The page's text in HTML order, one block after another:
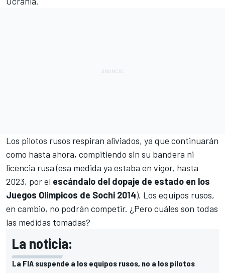
Los pilotos rusos respiran aliviados, ya que continuarán
como hasta ahora, compitiendo sin su bandera ni
licencia rusa (esa medida ya estaba en vigor, hasta
2023, por el escándalo del dopaje de estado en los
Juegos Olímpicos de Sochi 2014). Los equipos rusos,
en cambio, no podrán competir. ¿Pero cuáles son todas
las medidas tomadas?
La noticia:
La FIA suspende a los equipos rusos, no a los pilotos